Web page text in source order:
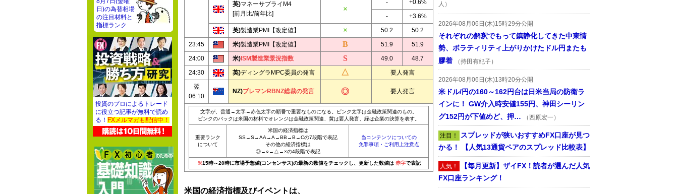
英)マネーサプライM4
[前月比/前年比]
-
+0.6%
-
+3.6%
英)製造業PMI【改定値】 50.2
50.2
23:45
米)製造業PMI【改定値】 51.9
51.9
24:00
米) ISM製造業景況指数 49.0
48.7
24:30
英)ディングラMPC委員の発言
要人発言
翌
06:10
NZ)ブレマンRBNZ総裁の発言 要人発言
文字が、普通→太字→赤色太字の順番で重要なものになる。ピンク太字は金融政策関連のもの。
ピンクのバックは米国の材料でオレンジは金融政策関連、黄は要人発言、緑は企業の決算を表す。
重要ランク
について
米国の経済指標は
SS→S→AA→A→BB→B→Cの7段階で表記
その他の経済指標は
◎→○→△→×の4段階で表記
当コンテンツについての
免罪事項・ご利用上注意点
※15時～20時に市場予想値(コンセンサス)の最新の数値をチェックし、更新した数値は 赤字で表記
米国の経済指標及びイベントは、
人）
2026年08月06日(木)15時29分公開
それぞれの解釈でもって鎮静化してきた中東情
勢、ボラティリティ上がりかけたドル円またも
膠着
（持田有紀子）
2026年08月06日(木)13時20分公開
米ドル/円の160～162円台は日米当局の防衛ラ
インに！ GW介入時安値155円、神田シーリン
グ152円が下値めど、押…
（西原宏一）
注目！ スプレッドが狭いおすすめFX口座が見つ
かる！ 【人気13通貨ペアのスプレッド比較表】
人気！ 【毎月更新】ザイFX！読者が選んだ人気
FX口座ランキング！
日)の為替相場
の注目材料と
指標ランク
投資のプロによるトレード
に役立つ記事が無料で読め
る！ FXメルマガも配信中！